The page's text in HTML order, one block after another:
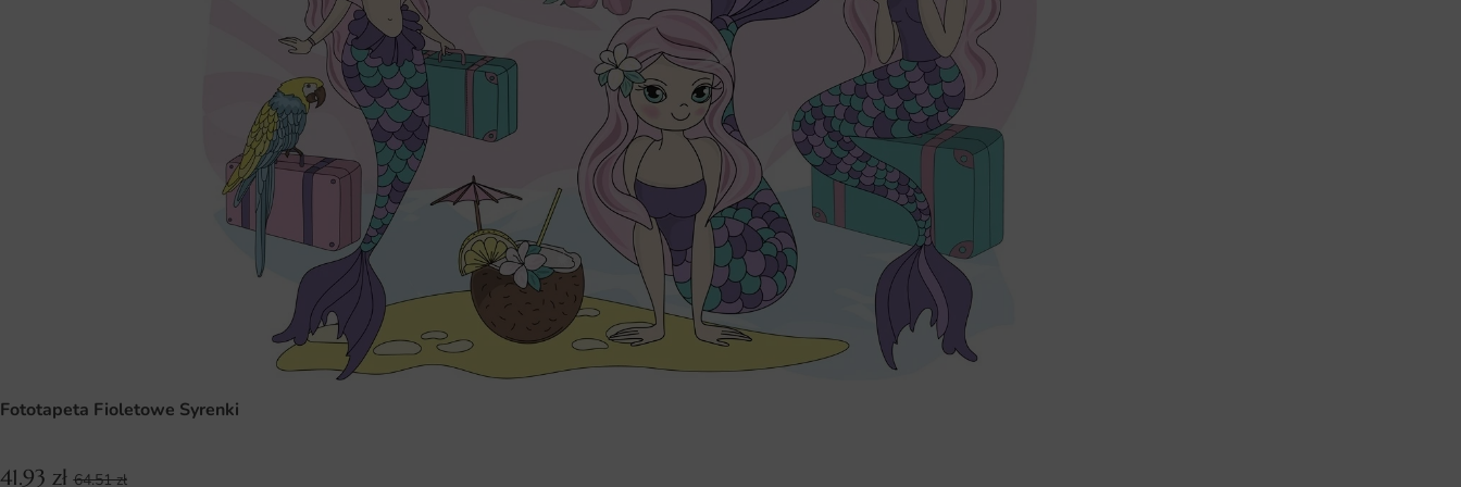
indywidualnych potrzeb.
Fototapeta Fioletowe Syrenki
41.93 zł 64.51zł